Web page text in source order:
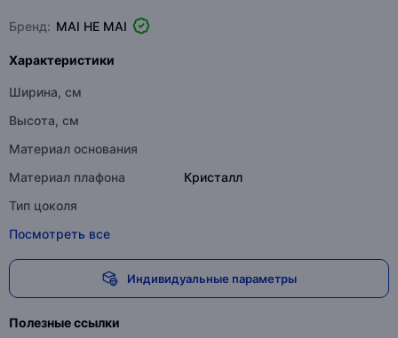
Бренд: MAI HE MAI
Характеристики
Ширина, см
Высота, см
Материал основания
Материал плафона
Кристалл
Тип цоколя
Посмотреть все
Индивидуальные параметры
Полезные ссылки